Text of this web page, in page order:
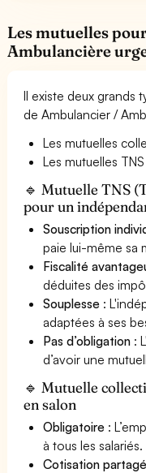
Les mutuelles
Ambulancière
Il existe deux grands
de Ambulancier /
Les mutuelles
Les mutuelles
🔹 Mutuelle TNS
pour un
Souscription
paie lui-même sa
Fiscalité
déduites des
Souplesse :
adaptées à ses
Pas d’obligation :
d’avoir une
🔹 Mutuelle
en salon
Obligatoire :
à tous les salariés.
Cotisation